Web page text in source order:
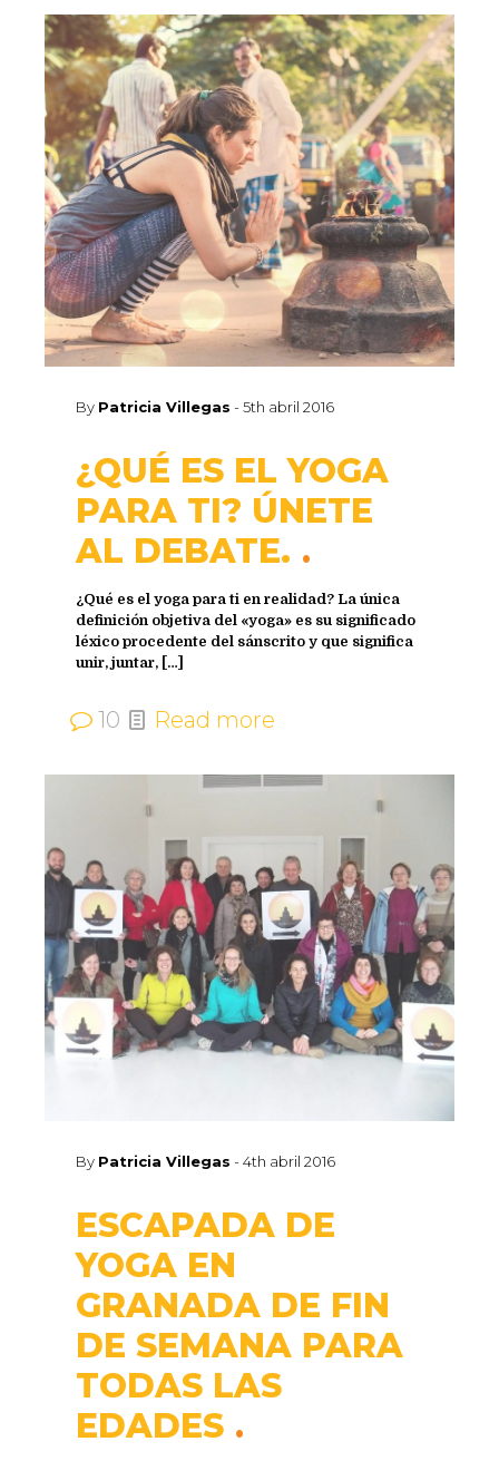
By Patricia Villegas - 5th abril 2016
¿QUÉ ES EL YOGA
PARA TI? ÚNETE
AL DEBATE.
¿Qué es el yoga para ti en realidad? La única
definición objetiva del «yoga» es su significado
léxico procedente del sánscrito y que significa
unir, juntar, […]
10 Read more
By Patricia Villegas - 4th abril 2016
ESCAPADA DE
YOGA EN
GRANADA DE FIN
DE SEMANA PARA
TODAS LAS
EDADES